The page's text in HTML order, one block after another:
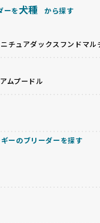
ブリーディングを確保
、社会性の育成、遺伝
ゃんの心身に配慮した
項目の総合基準を設け
をクリアしたブリーダ
10%未満という厳しい
が登録されています。
は、法令に準拠する
に愛するという理念を
ます。これにより、ユ
肢を提供しています。
のワンちゃんに優しい
は、すべてのブリー
現地確認を通じて厳し
が大きく異なることも
代に引き継ぐために、
な交配がもたらすリス
のです。
リーダーは流行や需要
ます。場合によっては
スクの高い交配を行う
ペットオークションは
に大きな負担がかかり
感染リスクを増大させ
ーを犬種 から探す
チュアダックスフンドマル
ムプードル
ーのブリーダーを探す